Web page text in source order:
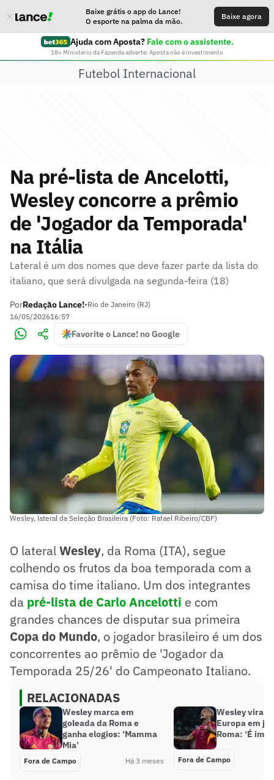
Baixe grátis o app do Lance!
O esporte na palma da mão.
Baixe agora
Ajuda com Aposta? Fale com o assistente.
18+ Ministério da Fazenda adverte: Aposta não é investimento
Futebol Internacional
Na pré-lista de Ancelotti,
Wesley concorre a prêmio
de 'Jogador da Temporada'
na Itália
Lateral é um dos nomes que deve fazer parte da lista do
italiano, que será divulgada na segunda-feira (18)
PorRedação Lance!•Rio de Janeiro (RJ)
16/05/202616:57
Favorite o Lance! no Google
Wesley, lateral da Seleção Brasileira (Foto: Rafael Ribeiro/CBF)
O lateralWesley, da Roma (ITA), segue
colhendo os frutos da boa temporada com a
camisa do time italiano. Um dos integrantes
da pré-lista de Carlo Ancelotti e com
grandes chances de disputar sua primeira
Copa do Mundo, o jogador brasileiro é um dos
concorrentes ao prêmio de 'Jogador da
Temporada 25/26' do Campeonato Italiano.
RELACIONADAS
Wesley marca em
goleada da Roma e
ganha elogios: ‘Mamma
Mia’
Fora de Campo Há 3 meses
Wesley vira
Europa em
Roma: ‘É
Fora de Campo